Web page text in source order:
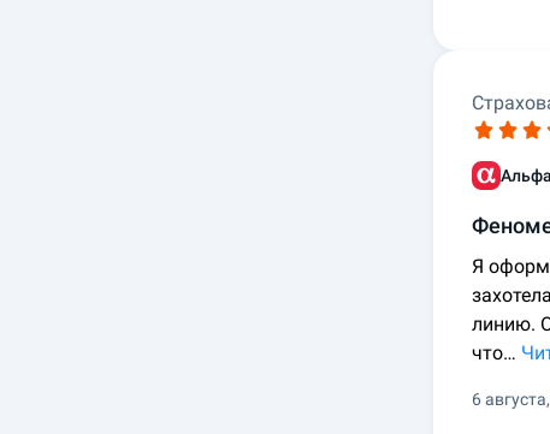
Я
линию.
что…
6